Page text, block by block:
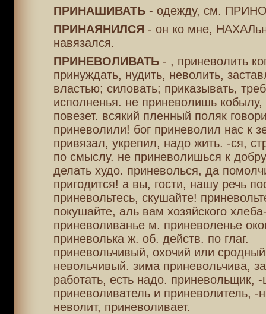
ПРИНАШИВАТЬ- одежду, см.
ПРИНАЯНИЛСЯ - он ко мне,
навязался.
ПРИНЕВОЛИВАТЬ- , приневолить
принуждать, нудить, неволить,
властью; силовать; приказывать,
исполненья. не приневолишь кобылу,
повезет. всякий пленный поляк
приневолили! бог приневолил нас к
привязал, укрепил, надо жить. -ся,
по смыслу. не приневолишься к
делать худо. приневолься, да
пригодится! а вы, гости, нашу речь
приневольтесь, скушайте!
покушайте, аль вам хозяйского
приневоливанье м. приневоленье
приневолька ж. об. действ. по глаг.
приневольчивый, охочий или
невольчивый. зима приневольчива,
работать, есть надо. приневольщик,
приневоливатель и приневолитель, -
неволит, приневоливает.